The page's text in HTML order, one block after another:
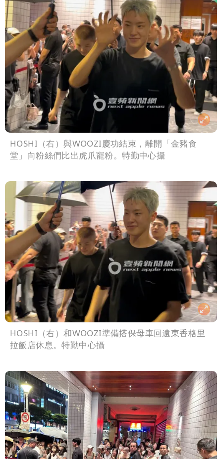
HOSHI（右）與WOOZI慶功結束，離開「金豬食
堂」向粉絲們比出虎爪寵粉。特勤中心攝
HOSHI（右）和WOOZI準備搭保母車回遠東香格里
拉飯店休息。特勤中心攝